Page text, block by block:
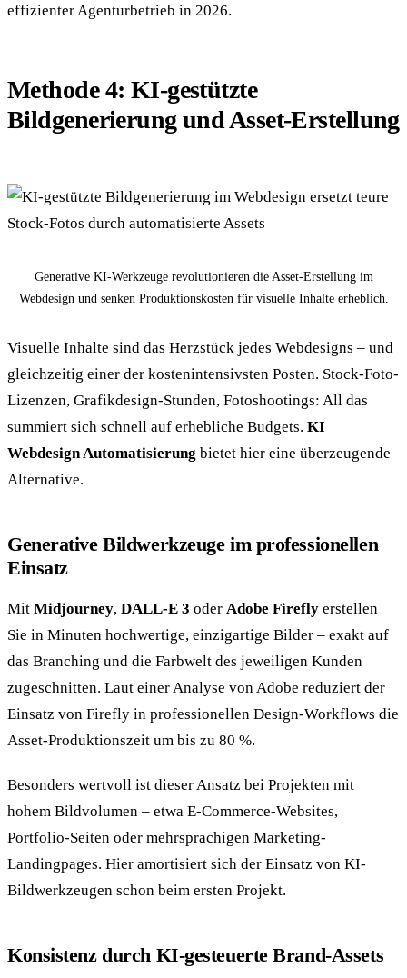
effizienter Agenturbetrieb in 2026.
Methode 4: KI-gestützte
Bildgenerierung und Asset-Erstellung
Generative KI-Werkzeuge revolutionieren die Asset-Erstellung im
Webdesign und senken Produktionskosten für visuelle Inhalte erheblich.
Visuelle Inhalte sind das Herzstück jedes Webdesigns – und
gleichzeitig einer der kostenintensivsten Posten. Stock-Foto-
Lizenzen, Grafikdesign-Stunden, Fotoshootings: All das
summiert sich schnell auf erhebliche Budgets. KI
Webdesign Automatisierung bietet hier eine überzeugende
Alternative.
Generative Bildwerkzeuge im professionellen
Einsatz
Mit Midjourney, DALL-E 3 oder Adobe Firefly erstellen
Sie in Minuten hochwertige, einzigartige Bilder – exakt auf
das Branching und die Farbwelt des jeweiligen Kunden
zugeschnitten. Laut einer Analyse vonAdobe reduziert der
Einsatz von Firefly in professionellen Design-Workflows die
Asset-Produktionszeit um bis zu 80 %.
Besonders wertvoll ist dieser Ansatz bei Projekten mit
hohem Bildvolumen – etwa E-Commerce-Websites,
Portfolio-Seiten oder mehrsprachigen Marketing-
Landingpages. Hier amortisiert sich der Einsatz von KI-
Bildwerkzeugen schon beim ersten Projekt.
Konsistenz durch KI-gesteuerte Brand-Assets